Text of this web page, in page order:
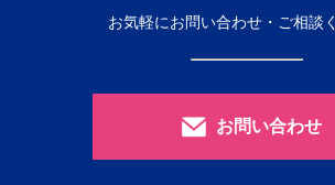
お気軽にお問い合わせ・ご相談
お問い合わせ